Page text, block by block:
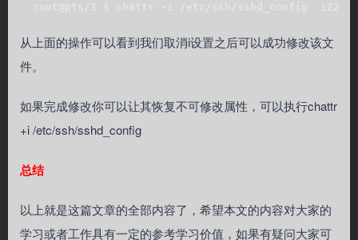
root@pts/1 $ chattr -i /etc/ssh/sshd_config
从上面的操作可以看到我们取消i设置之后可以成功修改该文
件。
如果完成修改你可以让其恢复不可修改属性，可以执行chattr
+i /etc/ssh/sshd_config
总结
以上就是这篇文章的全部内容了，希望本文的内容对大家的
学习或者工作具有一定的参考学习价值，如果有疑问大家可